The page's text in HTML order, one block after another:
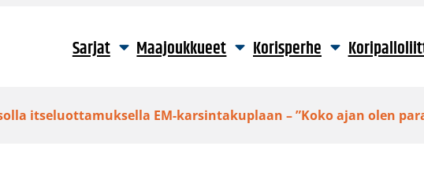
Sarjat Maajoukkueet Korisperhe
itseluottamuksella EM-karsintakuplaan – ”Koko ajan olen